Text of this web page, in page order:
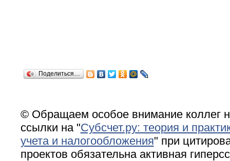
Поделиться…
© Обращаем особое внимание коллег
ссылки на "Субсчет.ру: теория и
учета и налогообложения" при
проектов обязательна активная